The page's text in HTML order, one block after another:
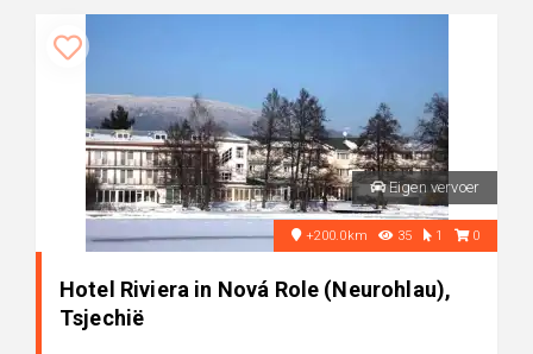
Eigen vervoer
+200.0km 35 1 0
Hotel Riviera in Nová Role (Neurohlau),
Tsjechië